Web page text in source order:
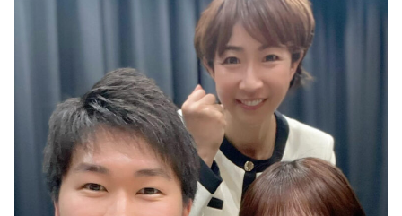
news おかえり
河合＆A.B.C-Z塚田×福井アナ「なんでやねん！？」
（news おかえり）
DAIGOも台所 ～きょうの献立 何にする？～
本日はダイアンなり！シーズン２
朝だ！生です旅サラダ